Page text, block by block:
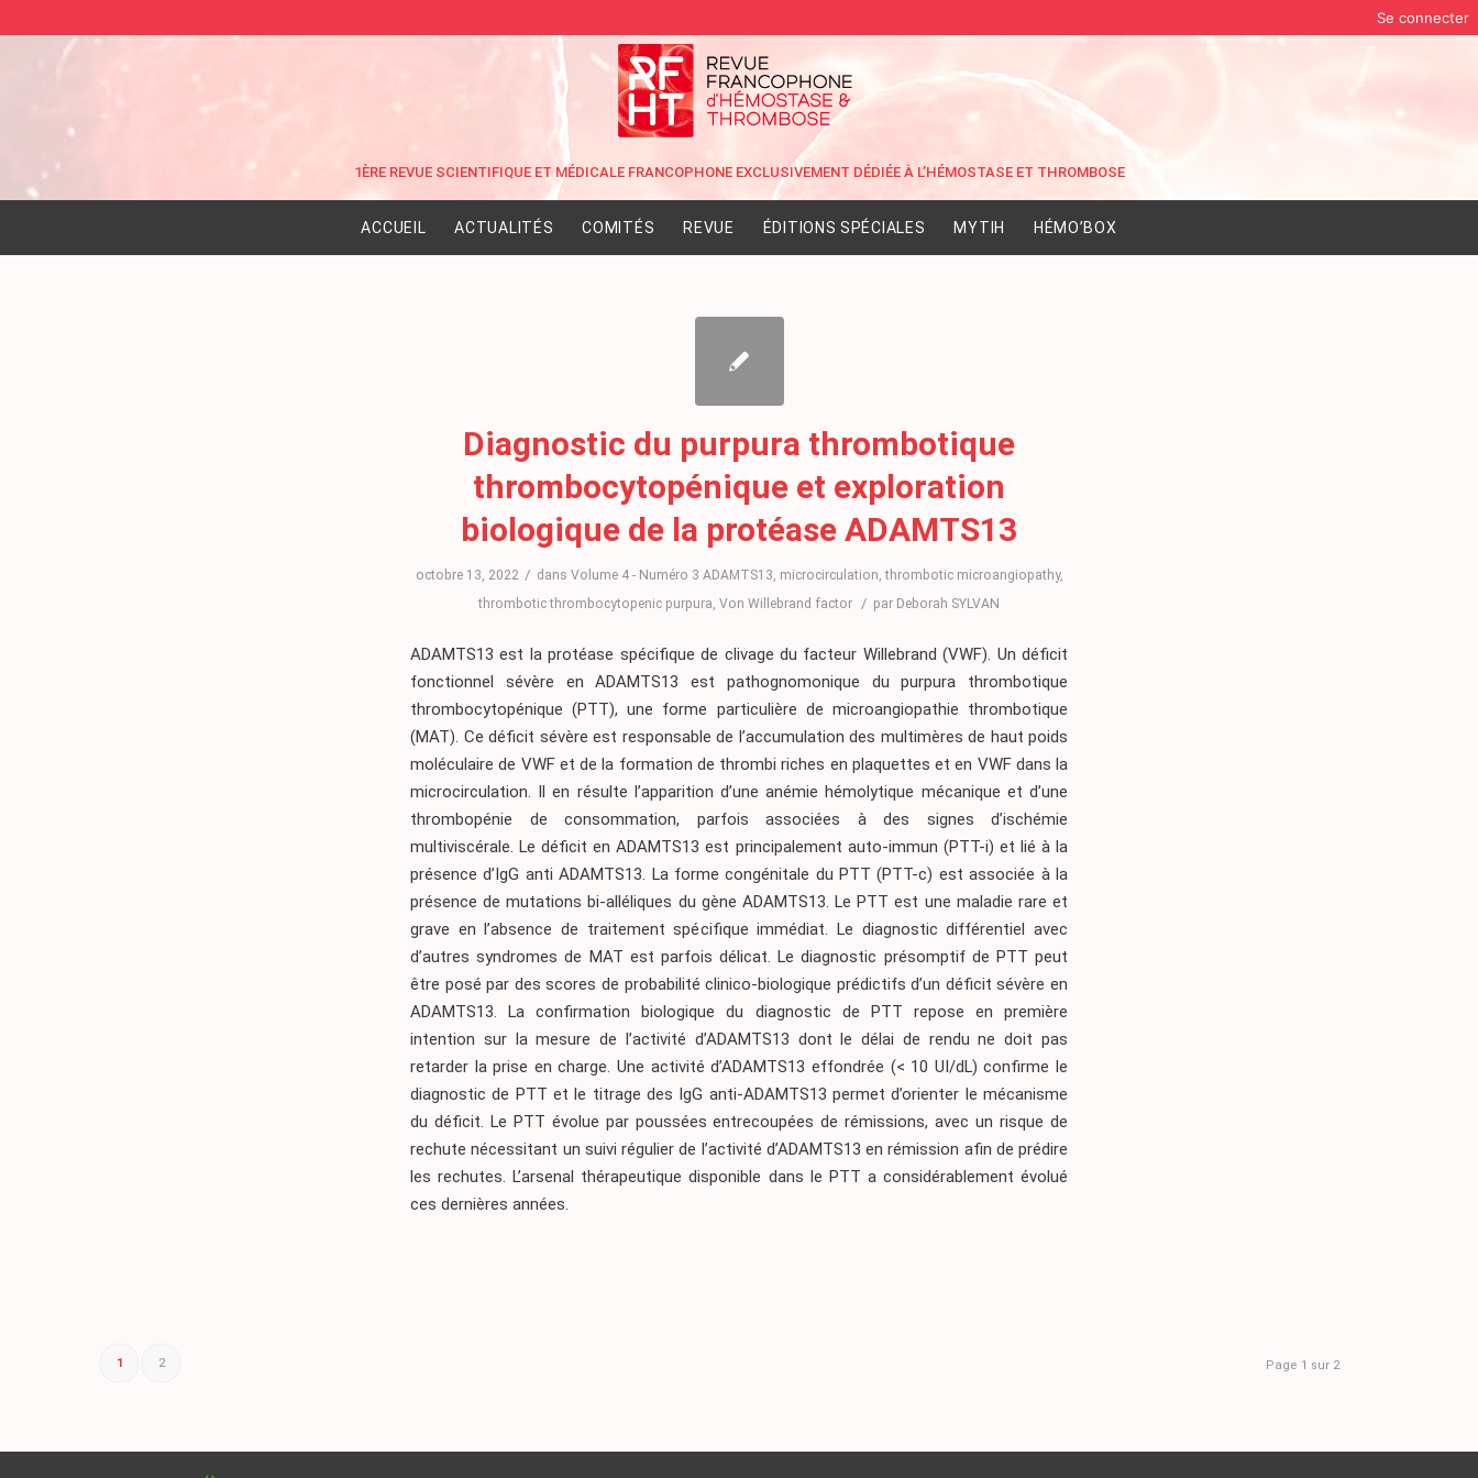
Se connecter
ACCUEIL ACTUALITÉS COMITÉS REVUE ÉDITIONS SPÉCIALES MYTIH HÉMO’BOX
Diagnostic du purpura thrombotique
thrombocytopénique et exploration
biologique de la protéase ADAMTS13
octobre 13, 2022 / dans Volume 4 - Numéro 3 ADAMTS13, microcirculation,thrombotic microangiopathy,
thrombotic thrombocytopenic purpura, Von Willebrand factor / par Deborah SYLVAN
ADAMTS13 est la protéase spécifique de clivage du facteur Willebrand (VWF). Un déficit
fonctionnel sévère en ADAMTS13 est pathognomonique du purpura thrombotique
thrombocytopénique (PTT), une forme particulière de microangiopathie thrombotique
(MAT). Ce déficit sévère est responsable de l’accumulation des multimères de haut poids
moléculaire de VWF et de la formation de thrombi riches en plaquettes et en VWF dans la
microcirculation. Il en résulte l’apparition d’une anémie hémolytique mécanique et d’une
thrombopénie de consommation, parfois associées à des signes d’ischémie
multiviscérale. Le déficit en ADAMTS13 est principalement auto-immun (PTT-i) et lié à la
présence d’IgG anti ADAMTS13. La forme congénitale du PTT (PTT-c) est associée à la
présence de mutations bi-alléliques du gène ADAMTS13. Le PTT est une maladie rare et
grave en l’absence de traitement spécifique immédiat. Le diagnostic différentiel avec
d’autres syndromes de MAT est parfois délicat. Le diagnostic présomptif de PTT peut
être posé par des scores de probabilité clinico-biologique prédictifs d’un déficit sévère en
ADAMTS13. La confirmation biologique du diagnostic de PTT repose en première
intention sur la mesure de l’activité d’ADAMTS13 dont le délai de rendu ne doit pas
retarder la prise en charge. Une activité d’ADAMTS13 effondrée (< 10 UI/dL) confirme le
diagnostic de PTT et le titrage des IgG anti-ADAMTS13 permet d’orienter le mécanisme
du déficit. Le PTT évolue par poussées entrecoupées de rémissions, avec un risque de
rechute nécessitant un suivi régulier de l’activité d’ADAMTS13 en rémission afin de prédire
les rechutes. L’arsenal thérapeutique disponible dans le PTT a considérablement évolué
ces dernières années.
Page 1 sur 2
1 2